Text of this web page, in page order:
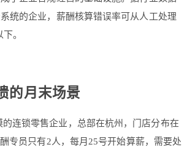
统的企业，薪酬核算错误率可从人工处理
。
的月末场景
的连锁零售企业，总部在杭州，门店分布在
专员只有2人，每月25号开始算薪，需要处